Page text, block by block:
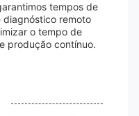
tempos de
diagnóstico remoto
o tempo de
produção contínuo.